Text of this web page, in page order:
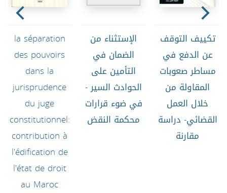
la séparation
des pouvoirs
dans la
jurisprudence
du juge
constitutionnel:
contribution à
l'édification de
l'état de droit
au Maroc
الإستثناء من
الضمان في
التأمين على
الحوادث السير -
في ضوء قرارات
محكمة النقض
تكييف التوقف
عن الدفع في
مساطر صعوبات
المقاولة من
خلال العمل
القضائي- دراسة
مقارنة